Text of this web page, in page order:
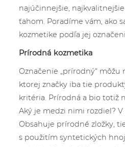
najúčinnejšie,
ťahom. Poradíme vám, ako
kozmetike podľa jej
Prírodná kozmetika
Označenie „prírodný“ môžu
ktorej značky iba tie
kritéria. Prírodná a bio totiž
Aký je medzi nimi rozdiel?
Obsahuje prírodné zložky,
s použitím syntetických